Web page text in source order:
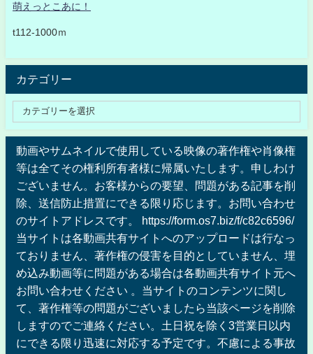
萌えっとこあに！
t112-1000ｍ
カテゴリー
動画やサムネイルで使用している映像の著作権や肖像権
等は全てその権利所有者様に帰属いたします。申しわけ
ございません。お客様からの要望、問題がある記事を削
除、送信防止措置にできる限り応じます。お問い合わせ
のサイトアドレスです。 https://form.os7.biz/f/c82c6596/
当サイトは各動画共有サイトへのアップロードは行なっ
ておりません、著作権の侵害を目的としていません、埋
め込み動画等に問題がある場合は各動画共有サイト元へ
お問い合わせください 。当サイトのコンテンツに関し
て、著作権等の問題がございましたら当該ページを削除
しますのでご連絡ください。土日祝を除く3営業日以内
にできる限り迅速に対応する予定です。不慮による事故